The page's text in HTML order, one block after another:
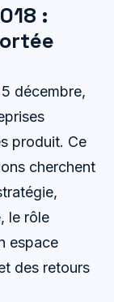
:
décembre,
produit. Ce
cherchent
le rôle
espace
des retours